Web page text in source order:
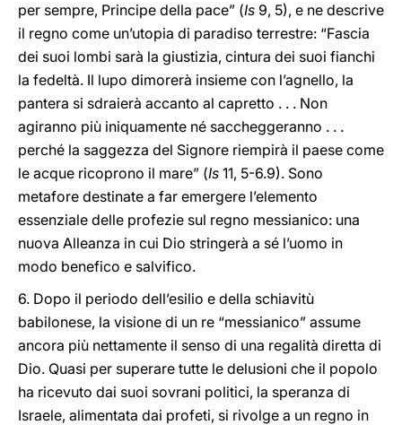
per sempre, Principe della pace” (Is 9, 5), e ne descrive
il regno come un’utopia di paradiso terrestre: “Fascia
dei suoi lombi sarà la giustizia, cintura dei suoi fianchi
la fedeltà. Il lupo dimorerà insieme con l’agnello, la
pantera si sdraierà accanto al capretto . . . Non
agiranno più iniquamente né saccheggeranno . . .
perché la saggezza del Signore riempirà il paese come
le acque ricoprono il mare” (Is 11, 5-6.9). Sono
metafore destinate a far emergere l’elemento
essenziale delle profezie sul regno messianico: una
nuova Alleanza in cui Dio stringerà a sé l’uomo in
modo benefico e salvifico.
6. Dopo il periodo dell’esilio e della schiavitù
babilonese, la visione di un re “messianico” assume
ancora più nettamente il senso di una regalità diretta di
Dio. Quasi per superare tutte le delusioni che il popolo
ha ricevuto dai suoi sovrani politici, la speranza di
Israele, alimentata dai profeti, si rivolge a un regno in